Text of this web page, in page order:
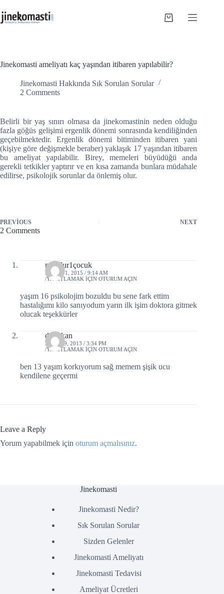
to
content
Shopping
Jinekomasti ameliyatı kaç yaşından itibaren yapılabilir?
Jinekomasti Hakkında Sık Sorulan Sorular
2 Comments
Belirli bir yaş sınırı olmasa da jinekomastinin neden olduğu
fazla göğüs gelişimi ergenlik dönemi sonrasında kendiliğinden
geçebilmektedir. Ergenlik dönemi bitiminden itibaren yani
(kişiye göre değişmekle beraber) yaklaşık 17 yaşından itibaren
bu ameliyat yapılabilir. Birey, memeleri büyüdüğü anda
gerekli tetkikler yaptırır ve en kısa zamanda bunlara müdahale
edilirse, psikolojik sorunlar da önlemiş olur.
PREVIOUS NEXT
2 Comments
mağdur1çocuk
EYLÜL 1, 2015 / 9:14 AM
YANITLAMAK IÇIN OTURUM AÇIN
yaşım 16 psikolojim bozuldu bu sene fark ettim
hastalığımı kilo sanıyodum yarın ilk işim doktora gitmek
olucak teşekkürler
doğukan
EKIM 19, 2013 / 3:34 PM
YANITLAMAK IÇIN OTURUM AÇIN
ben 13 yaşım korkıyorum sağ memem şişik ucu
kendilene geçermi
Leave a Reply
Yorum yapabilmek için oturum açmalısınız.
Jinekomasti
Jinekomasti Nedir?
Sık Sorulan Sorular
Sizden Gelenler
Jinekomasti Ameliyatı
Jinekomasti Tedavisi
Ameliyat Ücretleri